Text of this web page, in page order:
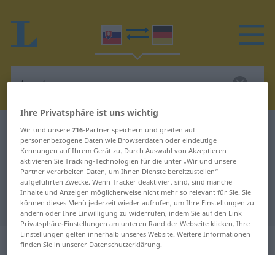
Slowakisch-Deutsch Wörterbuch trest
Slowakisch-Deutsch Übersetzung
für "trest"
"trest" Deutsch Übersetzung
„trest“: maskulin
Ihre Privatsphäre ist uns wichtig
Wir und unsere716-Partner speichern und greifen auf
personenbezogene Daten wie Browserdaten oder eindeutige
Kennungen auf Ihrem Gerät zu. Durch Auswahl von Akzeptieren
aktivieren Sie Tracking-Technologien für die unter „Wir und unsere
Partner verarbeiten Daten, um Ihnen Dienste bereitzustellen“
aufgeführten Zwecke. Wenn Tracker deaktiviert sind, sind manche
Inhalte und Anzeigen möglicherweise nicht mehr so relevant für Sie. Sie
können dieses Menü jederzeit wieder aufrufen, um Ihre Einstellungen zu
ändern oder Ihre Einwilligung zu widerrufen, indem Sie auf den Link
Privatsphäre-Einstellungen am unteren Rand der Webseite klicken. Ihre
Einstellungen gelten innerhalb unseres Website. Weitere Informationen
finden Sie in unserer Datenschutzerklärung.